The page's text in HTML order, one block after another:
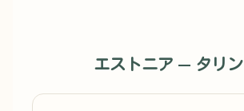
エストニア — タリン